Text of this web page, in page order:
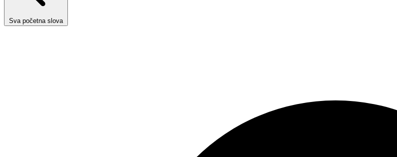
Sva početna slova